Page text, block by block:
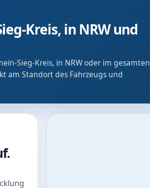
Kreis, in NRW und
Sieg-Kreis, in NRW oder im gesamten
am Standort des Fahrzeugs und